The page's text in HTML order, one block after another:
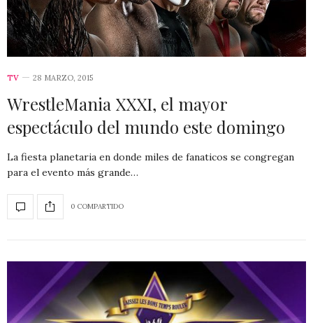
TV 28 MARZO, 2015
WrestleMania XXXI, el mayor
espectáculo del mundo este domingo
La fiesta planetaria en donde miles de fanaticos se congregan
para el evento más grande…
0 COMPARTIDO